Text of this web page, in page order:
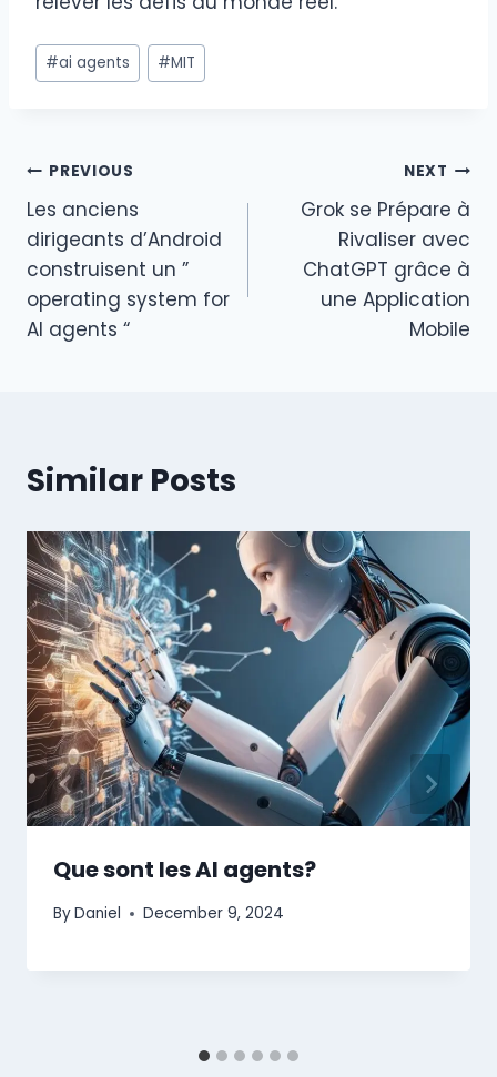
Post
Tags:
#ai agents #MIT
Post
navigation
PREVIOUS
Les anciens
dirigeants d’Android
construisent un ”
operating system for
AI agents “
NEXT
Grok se Prépare à
Rivaliser avec
ChatGPT grâce à
une Application
Mobile
Similar Posts
Que sont les AI agents?
ByDaniel December 9, 2024